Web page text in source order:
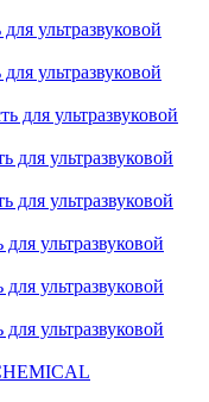
ультразвуковой
ультразвуковой
для ультразвуковой
ультразвуковой
ультразвуковой
ультразвуковой
ультразвуковой
ультразвуковой